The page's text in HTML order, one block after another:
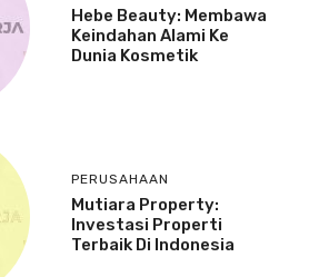
Hebe Beauty: Membawa
Keindahan Alami Ke
Dunia Kosmetik
PERUSAHAAN
Mutiara Property:
Investasi Properti
Terbaik Di Indonesia